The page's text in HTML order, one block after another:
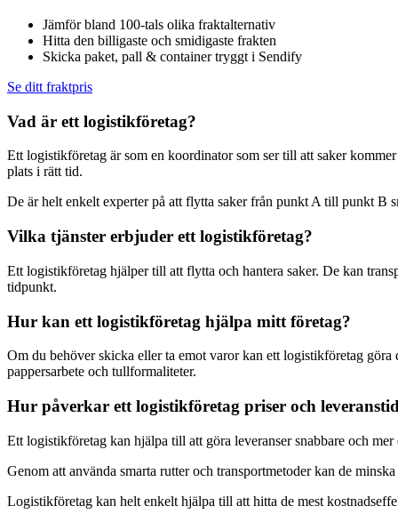
Jämför bland 100-tals olika fraktalternativ
Hitta den billigaste och smidigaste frakten
Skicka paket, pall & container tryggt i Sendify
Se ditt fraktpris
Vad är ett logistikföretag?
Ett logistikföretag är som en koordinator som ser till att saker
plats i rätt tid.
De är helt enkelt experter på att flytta saker från punkt A till punkt B
Vilka tjänster erbjuder ett logistikföretag?
Ett logistikföretag hjälper till att flytta och hantera saker. De kan
tidpunkt.
Hur kan ett logistikföretag hjälpa mitt företag?
Om du behöver skicka eller ta emot varor kan ett logistikföretag
pappersarbete och tullformaliteter.
Hur påverkar ett logistikföretag priser och
Ett logistikföretag kan hjälpa till att göra leveranser snabbare och
Genom att använda smarta rutter och transportmetoder kan de
Logistikföretag kan helt enkelt hjälpa till att hitta de mest